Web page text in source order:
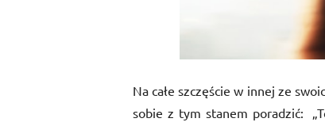
Na całe szczęście w innej ze
sobie z tym stanem poradzić: